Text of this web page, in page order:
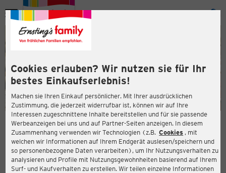
Cookies erlauben? Wir nutzen sie für Ihr
bestes Einkaufserlebnis!
Machen sie Ihren Einkauf persönlicher. Mit Ihrer ausdrücklichen
Zustimmung, die jederzeit widerrufbar ist, können wir auf Ihre
Interessen zugeschnittene Inhalte bereitstellen und für sie passende
Werbeanzeigen bei uns und auf Partner-Seiten anzeigen. In diesem
Zusammenhang verwenden wir Technologien (z.B. Cookies , mit
welchen wir Informationen auf Ihrem Endgerät auslesen/speichern und
so personenbezogene Daten verarbeiten), um Ihr Nutzungsverhalten zu
analysieren und Profile mit Nutzungsgewohnheiten basierend auf Ihrem
Surf- und Kaufverhalten zu erstellen. Wir teilen einzelne Informationen
Menü
ERNSTING'S FAMILY FILIALE
Am Graf-de-Chardonnet-Platz 7
65451 Kelsterbach